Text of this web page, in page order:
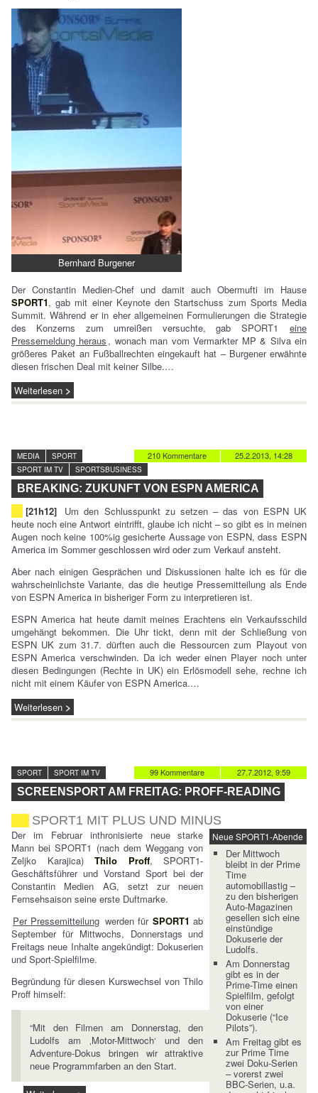
Bernhard Burgener
Der Constantin Medien-Chef und damit auch Obermufti im Hause
SPORT1, gab mit einer Keynote den Startschuss zum Sports Media
Summit. Während er in eher allgemeinen Formulierungen die Strategie
des Konzerns zum umreißen versuchte, gab SPORT1
eine
Pressemeldung heraus , wonach man vom Vermarkter MP & Silva ein
größeres Paket an Fußballrechten eingekauft hat – Burgener erwähnte
diesen frischen Deal mit keiner Silbe.…
Weiterlesen
25.2.2013, 14:28
210 Kommentare
MEDIA
SPORT
SPORT IM TV
SPORTSBUSINESS
BREAKING: ZUKUNFT VON ESPN AMERICA
[21h12]
Um den Schlusspunkt zu setzen – das von ESPN UK
heute noch eine Antwort eintrifft, glaube ich nicht – so gibt es in meinen
Augen noch keine 100%ig gesicherte Aussage von ESPN, dass ESPN
America im Sommer geschlossen wird oder zum Verkauf ansteht.
Aber nach einigen Gesprächen und Diskussionen halte ich es für die
wahrscheinlichste Variante, das die heutige Pressemitteilung als Ende
von ESPN America in bisheriger Form zu interpretieren ist.
ESPN America hat heute damit meines Erachtens ein Verkaufsschild
umgehängt bekommen. Die Uhr tickt, denn mit der Schließung von
ESPN UK zum 31.7. dürften auch die Ressourcen zum Playout von
ESPN America verschwinden. Da ich weder einen Player noch unter
diesen Bedingungen (Rechte in UK) ein Erlösmodell sehe, rechne ich
nicht mit einem Käufer von ESPN America.…
Weiterlesen
27.7.2012, 9:59
99 Kommentare
SPORT SPORT IM TV
SCREENSPORT AM FREITAG: PROFF-READING
SPORT1 MIT PLUS UND MINUS
Neue SPORT1-Abende
Der Mittwoch
bleibt in der Prime
Time
automobillastig –
zu den bisherigen
Auto-Magazinen
gesellen sich eine
einstündige
Dokuserie der
Ludolfs.
Am Donnerstag
gibt es in der
Prime-Time einen
Spielfilm, gefolgt
von einer
Dokuserie (“Ice
Pilots”).
Am Freitag gibt es
zur Prime Time
zwei Doku-Serien
– vorerst zwei
BBC-Serien, u.a.
Der im Februar inthronisierte neue starke
Mann bei SPORT1 (nach dem Weggang von
Zeljko Karajica)Thilo Proff, SPORT1-
Geschäftsführer und Vorstand Sport bei der
Constantin Medien AG, setzt zur neuen
Fernsehsaison seine erste Duftmarke.
Per Pressemitteilung werden für SPORT1 ab
September für Mittwochs, Donnerstags und
Freitags neue Inhalte angekündigt: Dokuserien
und Sport-Spielfilme.
Begründung für diesen Kurswechsel von Thilo
Proff himself:
“Mit den Filmen am Donnerstag, den
Ludolfs am ‚Motor-Mittwoch‘ und den
Adventure-Dokus bringen wir attraktive
neue Programmfarben an den Start.